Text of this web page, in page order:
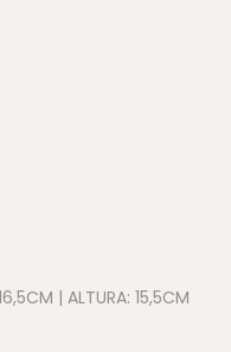
| ALTURA: 15,5CM